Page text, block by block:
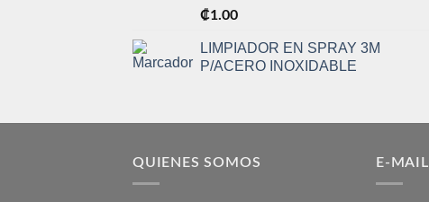
₡1.00
LIMPIADOR EN SPRAY 3M
P/ACERO INOXIDABLE
QUIENES SOMOS E-MAIL